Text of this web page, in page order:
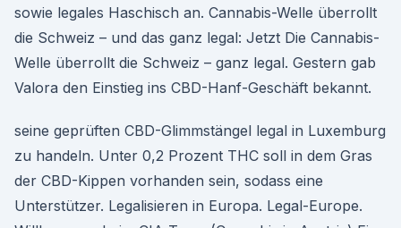
sowie legales Haschisch an. Cannabis-Welle überrollt
die Schweiz – und das ganz legal: Jetzt Die Cannabis-
Welle überrollt die Schweiz – ganz legal. Gestern gab
Valora den Einstieg ins CBD-Hanf-Geschäft bekannt.
seine geprüften CBD-Glimmstängel legal in Luxemburg
zu handeln. Unter 0,2 Prozent THC soll in dem Gras
der CBD-Kippen vorhanden sein, sodass eine
Unterstützer. Legalisieren in Europa. Legal-Europe.